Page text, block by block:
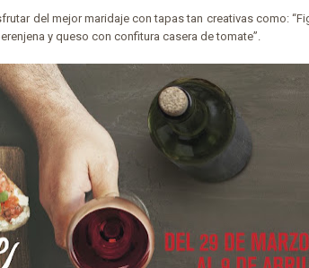
del mejor maridaje con tapas tan creativas como:
y queso con confitura casera de tomate”.